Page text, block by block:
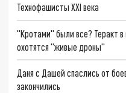
Технофашисты XXI века
"Кротами" были все? Теракт
охотятся "живые дроны"
Даня с Дашей спаслись от
закончились